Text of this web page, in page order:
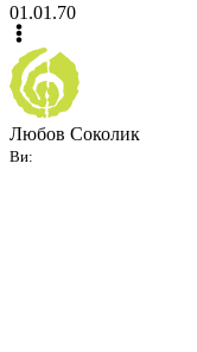
01.01.70
Любов Соколик
Ви: